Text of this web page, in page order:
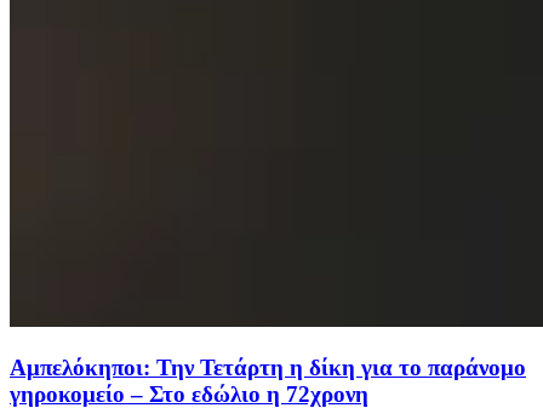
Αμπελόκηποι: Την Τετάρτη η δίκη για το παράνομο
γηροκομείο – Στο εδώλιο η 72χρονη